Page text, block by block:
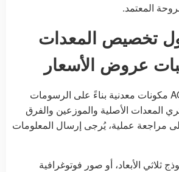
المعتمد.
تخصيص المعدات
عروض الأسعار
تُصنّع شركة AODSON مكونات معدنية بناءً على الرسومات
المعدات الأصلية والموزعين والفرق
مراجعة عملية، يُرجى إرسال المعلومات
ثلاثي الأبعاد، أو صور فوتوغرافية